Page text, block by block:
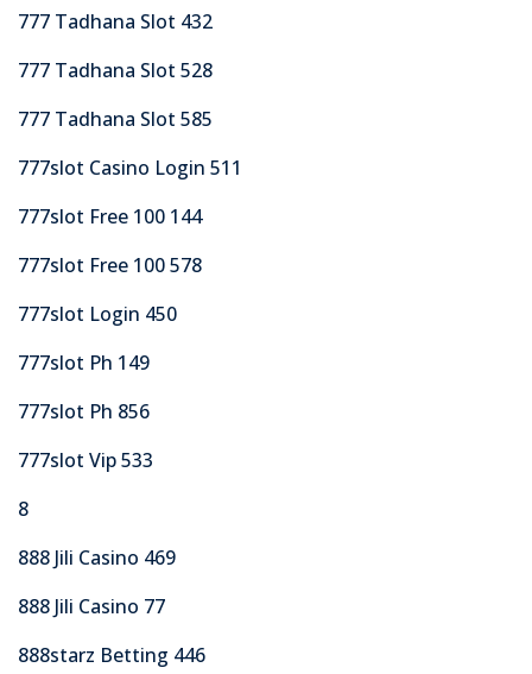
777 Tadhana Slot 432
777 Tadhana Slot 528
777 Tadhana Slot 585
777slot Casino Login 511
777slot Free 100 144
777slot Free 100 578
777slot Login 450
777slot Ph 149
777slot Ph 856
777slot Vip 533
8
888 Jili Casino 469
888 Jili Casino 77
888starz Betting 446